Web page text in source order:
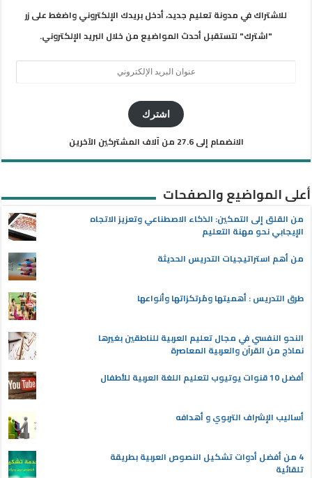
للاشتراك في مدونة تعليم جديد، أدخل بريدك الإلكتروني واضغط على زر
"اشترك" لتستقبل أحدث المواضيع من خلال البريد الإلكتروني.
اشترك
الانضمام إلى 27.6 من آلاف المشتركين الآخرين
أعلى المواضيع والصفحات
من القلق إلى التمكين: الذكاء الاصطناعي وتعزيز الاتجاه
الإيجابي نحو مهنة التعليم
من أهم استراتيجيات التدريس الحديثة
طرق التدريس : أهميتها ومُرتكزاتها وأنواعها
النحو النفسي في مجال تعليم العربية للناطقين بغيرها
نماذج من القرآن والعربية المعاصرة
أفضل 10 قنوات يوتيوب لتعليم اللغة العربية للأطفال
أساليب الإشراف التربوي و أهدافه
4 من أفضل أدوات تشكيل النصوص العربية بطريقة
تلقائية